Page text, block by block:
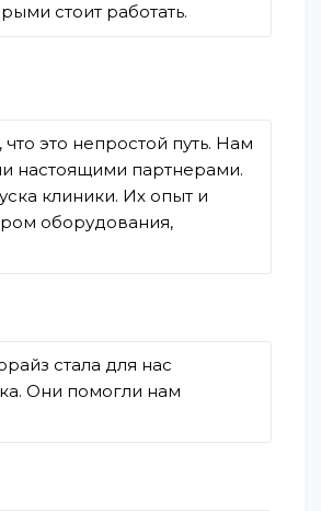
стоит работать.
это непростой путь. Нам
настоящими партнерами.
клиники. Их опыт и
оборудования,
стала для нас
Они помогли нам